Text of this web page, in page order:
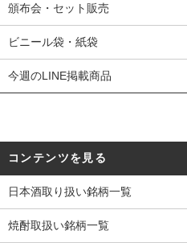
頒布会・セット販売
ビニール袋・紙袋
今週のLINE掲載商品
コンテンツを見る
日本酒取り扱い銘柄一覧
焼酎取扱い銘柄一覧